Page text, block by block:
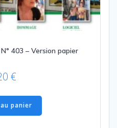
403 – Version papier
€
panier